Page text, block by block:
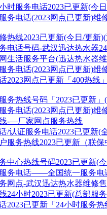
时服务电话2023已更新(今
务电话(2023网点已更新)维
热线2023已更新(今日/更新
电话号码-武汉迅达热水器
生活服务平台(迅达热水器
务电话(2023网点已更新)维
2023网点已更新「400热线
务热线号码「2023已更新
务电话(2023网点已更新)维
-—厂家网点服务热线
/认证服务电话2023已更新(
服务热线2023已更新（联保
中心热线号码2023已更新(
务电话——全国统一服务电
网点-武汉迅达热水器维修
24小时2023已更新(总部服
2023已更新「24小时服务热